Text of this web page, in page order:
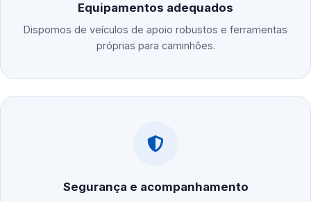
Equipamentos adequados
Dispomos de veículos de apoio robustos e ferramentas
próprias para caminhões.
Segurança e acompanhamento